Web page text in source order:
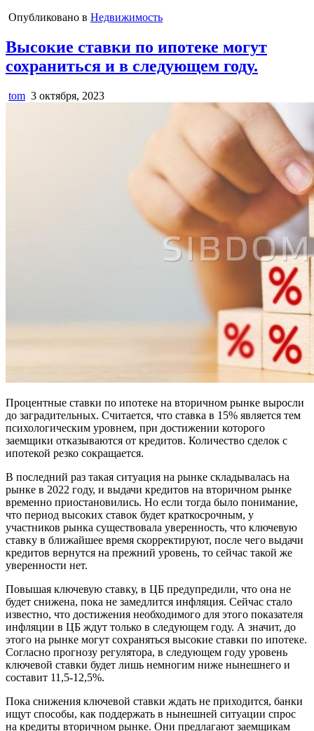
Опубликовано в Недвижимость
Высокие ставки по ипотеке могут
сохраниться и в следующем году.
tom 3 октября, 2023
Процентные ставки по ипотеке на вторичном рынке выросли
до заградительных. Считается, что ставка в 15% является тем
психологическим уровнем, при достижении которого
заемщики отказываются от кредитов. Количество сделок с
ипотекой резко сокращается.
В последний раз такая ситуация на рынке складывалась на
рынке в 2022 году, и выдачи кредитов на вторичном рынке
временно приостановились. Но если тогда было понимание,
что период высоких ставок будет краткосрочным, у
участников рынка существовала уверенность, что ключевую
ставку в ближайшее время скорректируют, после чего выдачи
кредитов вернутся на прежний уровень, то сейчас такой же
уверенности нет.
Повышая ключевую ставку, в ЦБ предупредили, что она не
будет снижена, пока не замедлится инфляция. Сейчас стало
известно, что достижения необходимого для этого показателя
инфляции в ЦБ ждут только в следующем году. А значит, до
этого на рынке могут сохраняться высокие ставки по ипотеке.
Согласно прогнозу регулятора, в следующем году уровень
ключевой ставки будет лишь немногим ниже нынешнего и
составит 11,5-12,5%.
Пока снижения ключевой ставки ждать не приходится, банки
ищут способы, как поддержать в нынешней ситуации спрос
на кредиты вторичном рынке. Они предлагают заемщикам